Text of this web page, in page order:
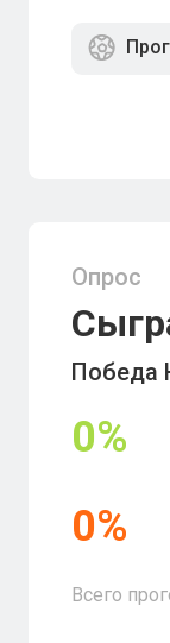
Опрос
Победа
0%
0%
Всего